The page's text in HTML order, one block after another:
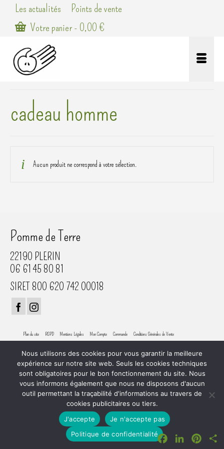
Les actualités
Points de vente
Votre panier- 0,00€
cadeau homme
Aucun produit ne correspond à votre sélection.
Pomme de Terre
22190 PLERIN
06 61 45 80 81
SIRET 800 620 742 00018
Plan du site RGPD Mentions Légales Mon Compte Commande Conditions Générales de Vente
© 2026 Atelier Pomme de Terre
FacebookLinkedIn
Nous utilisons des cookies pour vous garantir la meilleure
expérience sur notre site web. Seuls les cookies techniques
sont obligatoires pour le bon fonctionnement du site. Nous
vous informons également que nous ne disposons d'aucun
outil permettant la traçabilité d'informations au travers de
cookies publicitaires ou tiers.
J'accepte
Je n'accepte pas
Politique de confidentialité